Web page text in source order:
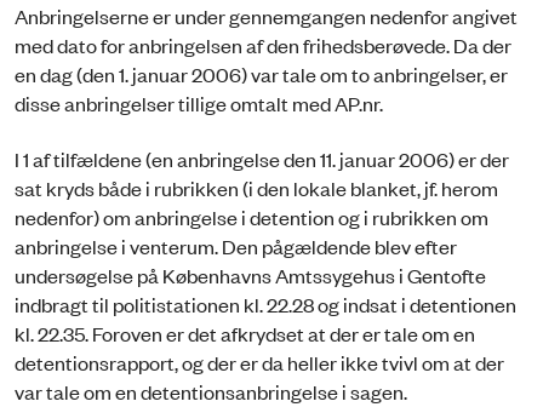
Anbringelserne er under gennemgangen nedenfor angivet
med dato for anbringelsen af den frihedsberøvede. Da der
en dag (den 1. januar 2006) var tale om to anbringelser, er
disse anbringelser tillige omtalt med AP.nr.
I 1 af tilfældene (en anbringelse den 11. januar 2006) er der
sat kryds både i rubrikken (i den lokale blanket, jf. herom
nedenfor) om anbringelse i detention og i rubrikken om
anbringelse i venterum. Den pågældende blev efter
undersøgelse på Københavns Amtssygehus i Gentofte
indbragt til politistationen kl. 22.28 og indsat i detentionen
kl. 22.35. Foroven er det afkrydset at der er tale om en
detentionsrapport, og der er da heller ikke tvivl om at der
var tale om en detentionsanbringelse i sagen.